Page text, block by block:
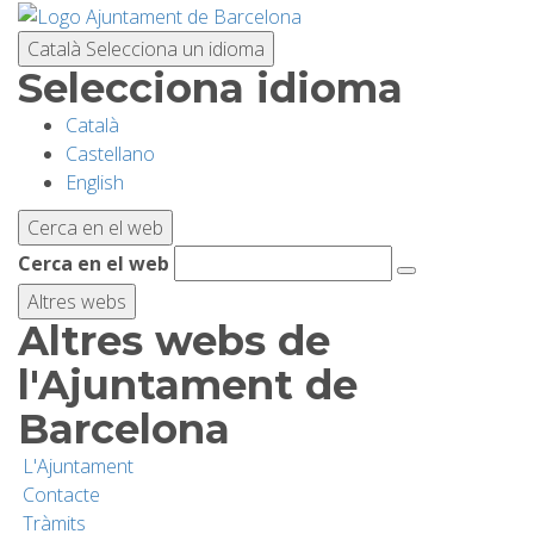
Català Selecciona un idioma
Selecciona idioma
Català
Castellano
English
Cerca en el web
Cerca en el web
Altres webs
Altres webs de
l'Ajuntament de
Barcelona
L'Ajuntament
Contacte
Tràmits
Vés
contingut
PLANIFICA LA VISITA
BIODIVERSITAT
ACTIVITATS
ESCOLES
RECERCA I CONSERVACIÓ
SOSTENIBILITAT